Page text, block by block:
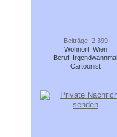
Beiträge: 2 399
Wohnort: Wien
Beruf: Irgendwannmal
Cartoonist